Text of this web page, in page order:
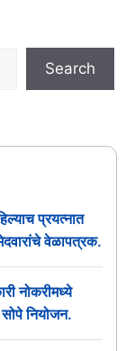
Search
प्रयत्नात
वेळापत्रक.
नोकरीमध्ये
नियोजन.